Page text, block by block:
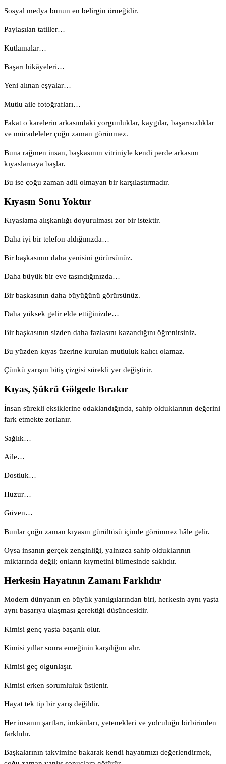
Sosyal medya bunun en belirgin örneğidir.
Paylaşılan tatiller…
Kutlamalar…
Başarı hikâyeleri…
Yeni alınan eşyalar…
Mutlu aile fotoğrafları…
Fakat o karelerin arkasındaki yorgunluklar, kaygılar, başarısızlıklar
ve mücadeleler çoğu zaman görünmez.
Buna rağmen insan, başkasının vitriniyle kendi perde arkasını
kıyaslamaya başlar.
Bu ise çoğu zaman adil olmayan bir karşılaştırmadır.
Kıyasın Sonu Yoktur
Kıyaslama alışkanlığı doyurulması zor bir istektir.
Daha iyi bir telefon aldığınızda…
Bir başkasının daha yenisini görürsünüz.
Daha büyük bir eve taşındığınızda…
Bir başkasının daha büyüğünü görürsünüz.
Daha yüksek gelir elde ettiğinizde…
Bir başkasının sizden daha fazlasını kazandığını öğrenirsiniz.
Bu yüzden kıyas üzerine kurulan mutluluk kalıcı olamaz.
Çünkü yarışın bitiş çizgisi sürekli yer değiştirir.
Kıyas, Şükrü Gölgede Bırakır
İnsan sürekli eksiklerine odaklandığında, sahip olduklarının değerini
fark etmekte zorlanır.
Sağlık…
Aile…
Dostluk…
Huzur…
Güven…
Bunlar çoğu zaman kıyasın gürültüsü içinde görünmez hâle gelir.
Oysa insanın gerçek zenginliği, yalnızca sahip olduklarının
miktarında değil; onların kıymetini bilmesinde saklıdır.
Herkesin Hayatının Zamanı Farklıdır
Modern dünyanın en büyük yanılgılarından biri, herkesin aynı yaşta
aynı başarıya ulaşması gerektiği düşüncesidir.
Kimisi genç yaşta başarılı olur.
Kimisi yıllar sonra emeğinin karşılığını alır.
Kimisi geç olgunlaşır.
Kimisi erken sorumluluk üstlenir.
Hayat tek tip bir yarış değildir.
Her insanın şartları, imkânları, yetenekleri ve yolculuğu birbirinden
farklıdır.
Başkalarının takvimine bakarak kendi hayatımızı değerlendirmek,